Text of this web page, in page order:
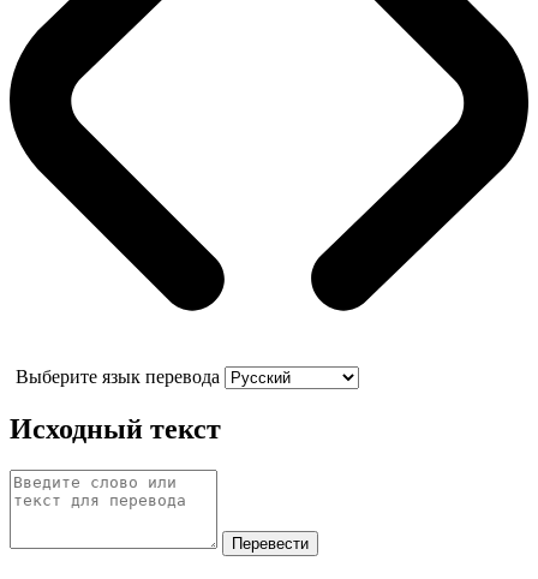
Выберите язык перевода
Исходный текст